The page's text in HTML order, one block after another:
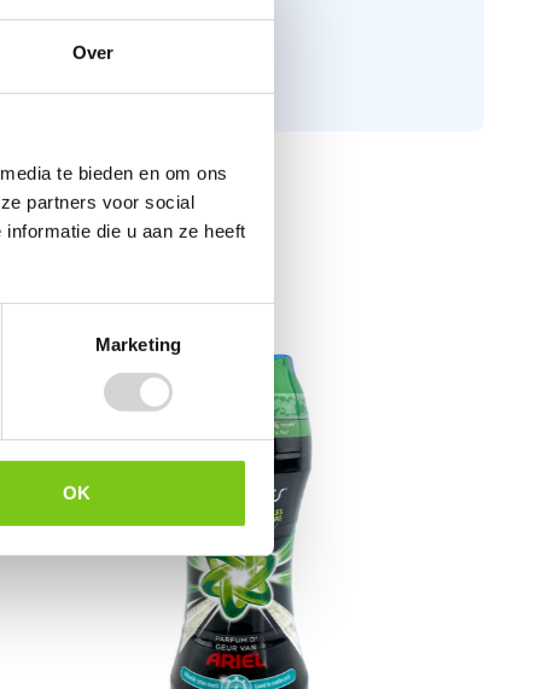
Over
te bieden en om ons
partners voor social
die u aan ze heeft
Marketing
OK